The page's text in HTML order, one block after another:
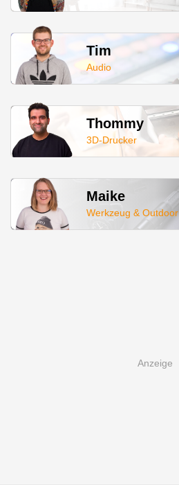
Tim
Audio
Thommy
3D-Drucker
Maike
Werkzeug & Outdoor